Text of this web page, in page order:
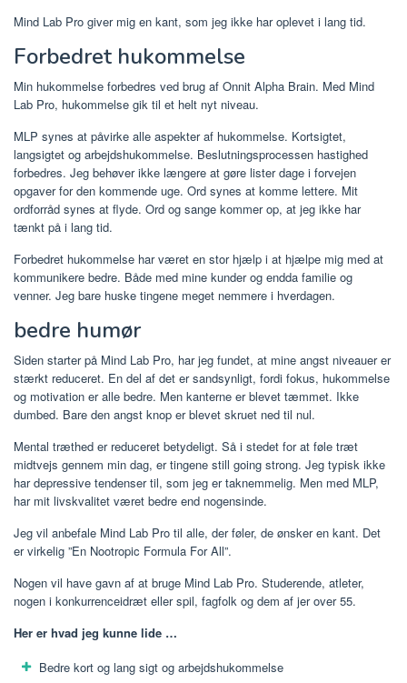
Mind Lab Pro giver mig en kant, som jeg ikke har oplevet i lang tid.
Forbedret hukommelse
Min hukommelse forbedres ved brug af Onnit Alpha Brain. Med Mind
Lab Pro, hukommelse gik til et helt nyt niveau.
MLP synes at påvirke alle aspekter af hukommelse. Kortsigtet,
langsigtet og arbejdshukommelse. Beslutningsprocessen hastighed
forbedres. Jeg behøver ikke længere at gøre lister dage i forvejen
opgaver for den kommende uge. Ord synes at komme lettere. Mit
ordforråd synes at flyde. Ord og sange kommer op, at jeg ikke har
tænkt på i lang tid.
Forbedret hukommelse har været en stor hjælp i at hjælpe mig med at
kommunikere bedre. Både med mine kunder og endda familie og
venner. Jeg bare huske tingene meget nemmere i hverdagen.
bedre humør
Siden starter på Mind Lab Pro, har jeg fundet, at mine angst niveauer er
stærkt reduceret. En del af det er sandsynligt, fordi fokus, hukommelse
og motivation er alle bedre. Men kanterne er blevet tæmmet. Ikke
dumbed. Bare den angst knop er blevet skruet ned til nul.
Mental træthed er reduceret betydeligt. Så i stedet for at føle træt
midtvejs gennem min dag, er tingene still going strong. Jeg typisk ikke
har depressive tendenser til, som jeg er taknemmelig. Men med MLP,
har mit livskvalitet været bedre end nogensinde.
Jeg vil anbefale Mind Lab Pro til alle, der føler, de ønsker en kant. Det
er virkelig ”En Nootropic Formula For All”.
Nogen vil have gavn af at bruge Mind Lab Pro. Studerende, atleter,
nogen i konkurrenceidræt eller spil, fagfolk og dem af jer over 55.
Her er hvad jeg kunne lide …
Bedre kort og lang sigt og arbejdshukommelse